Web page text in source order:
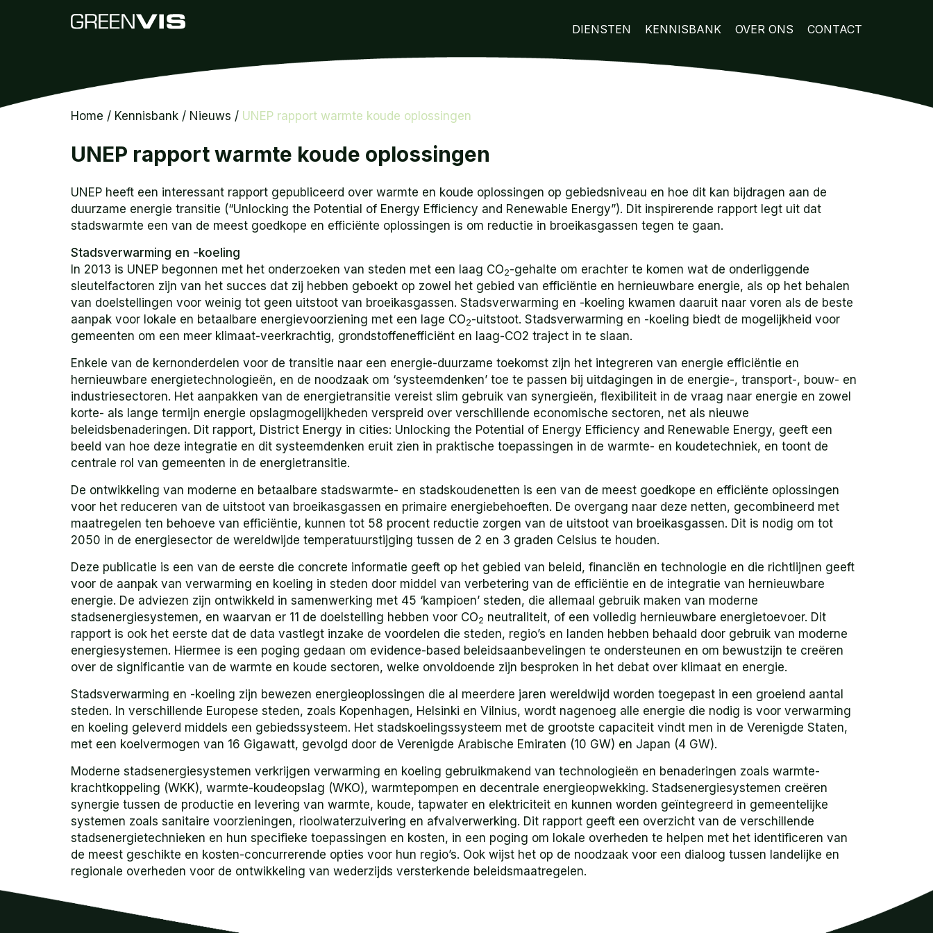
DIENSTEN KENNISBANK OVER ONS CONTACT
Home / Kennisbank / Nieuws / UNEP rapport warmte koude oplossingen
UNEP rapport warmte koude oplossingen
UNEP heeft een interessant rapport gepubliceerd over warmte en koude oplossingen op gebiedsniveau en hoe dit kan bijdragen aan de
duurzame energie transitie (“Unlocking the Potential of Energy Efficiency and Renewable Energy”). Dit inspirerende rapport legt uit dat
stadswarmte een van de meest goedkope en efficiënte oplossingen is om reductie in broeikasgassen tegen te gaan.
Stadsverwarming en -koeling
In 2013 is UNEP begonnen met het onderzoeken van steden met een laag CO2-gehalte om erachter te komen wat de onderliggende
sleutelfactoren zijn van het succes dat zij hebben geboekt op zowel het gebied van efficiëntie en hernieuwbare energie, als op het behalen
van doelstellingen voor weinig tot geen uitstoot van broeikasgassen. Stadsverwarming en -koeling kwamen daaruit naar voren als de beste
aanpak voor lokale en betaalbare energievoorziening met een lage CO2-uitstoot. Stadsverwarming en -koeling biedt de mogelijkheid voor
gemeenten om een meer klimaat-veerkrachtig, grondstoffenefficiënt en laag-CO2 traject in te slaan.
Enkele van de kernonderdelen voor de transitie naar een energie-duurzame toekomst zijn het integreren van energie efficiëntie en
hernieuwbare energietechnologieën, en de noodzaak om ‘systeemdenken’ toe te passen bij uitdagingen in de energie-, transport-, bouw- en
industriesectoren. Het aanpakken van de energietransitie vereist slim gebruik van synergieën, flexibiliteit in de vraag naar energie en zowel
korte- als lange termijn energie opslagmogelijkheden verspreid over verschillende economische sectoren, net als nieuwe
beleidsbenaderingen. Dit rapport, District Energy in cities: Unlocking the Potential of Energy Efficiency and Renewable Energy, geeft een
beeld van hoe deze integratie en dit systeemdenken eruit zien in praktische toepassingen in de warmte- en koudetechniek, en toont de
centrale rol van gemeenten in de energietransitie.
De ontwikkeling van moderne en betaalbare stadswarmte- en stadskoudenetten is een van de meest goedkope en efficiënte oplossingen
voor het reduceren van de uitstoot van broeikasgassen en primaire energiebehoeften. De overgang naar deze netten, gecombineerd met
maatregelen ten behoeve van efficiëntie, kunnen tot 58 procent reductie zorgen van de uitstoot van broeikasgassen. Dit is nodig om tot
2050 in de energiesector de wereldwijde temperatuurstijging tussen de 2 en 3 graden Celsius te houden.
Deze publicatie is een van de eerste die concrete informatie geeft op het gebied van beleid, financiën en technologie en die richtlijnen geeft
voor de aanpak van verwarming en koeling in steden door middel van verbetering van de efficiëntie en de integratie van hernieuwbare
energie. De adviezen zijn ontwikkeld in samenwerking met 45 ‘kampioen’ steden, die allemaal gebruik maken van moderne
stadsenergiesystemen, en waarvan er 11 de doelstelling hebben voor CO2 neutraliteit, of een volledig hernieuwbare energietoevoer. Dit
rapport is ook het eerste dat de data vastlegt inzake de voordelen die steden, regio’s en landen hebben behaald door gebruik van moderne
energiesystemen. Hiermee is een poging gedaan om evidence-based beleidsaanbevelingen te ondersteunen en om bewustzijn te creëren
over de significantie van de warmte en koude sectoren, welke onvoldoende zijn besproken in het debat over klimaat en energie.
Stadsverwarming en -koeling zijn bewezen energieoplossingen die al meerdere jaren wereldwijd worden toegepast in een groeiend aantal
steden. In verschillende Europese steden, zoals Kopenhagen, Helsinki en Vilnius, wordt nagenoeg alle energie die nodig is voor verwarming
en koeling geleverd middels een gebiedssysteem. Het stadskoelingssysteem met de grootste capaciteit vindt men in de Verenigde Staten,
met een koelvermogen van 16 Gigawatt, gevolgd door de Verenigde Arabische Emiraten (10 GW) en Japan (4 GW).
Moderne stadsenergiesystemen verkrijgen verwarming en koeling gebruikmakend van technologieën en benaderingen zoals warmte-
krachtkoppeling (WKK), warmte-koudeopslag (WKO), warmtepompen en decentrale energieopwekking. Stadsenergiesystemen creëren
synergie tussen de productie en levering van warmte, koude, tapwater en elektriciteit en kunnen worden geïntegreerd in gemeentelijke
systemen zoals sanitaire voorzieningen, rioolwaterzuivering en afvalverwerking. Dit rapport geeft een overzicht van de verschillende
stadsenergietechnieken en hun specifieke toepassingen en kosten, in een poging om lokale overheden te helpen met het identificeren van
de meest geschikte en kosten-concurrerende opties voor hun regio’s. Ook wijst het op de noodzaak voor een dialoog tussen landelijke en
regionale overheden voor de ontwikkeling van wederzijds versterkende beleidsmaatregelen.